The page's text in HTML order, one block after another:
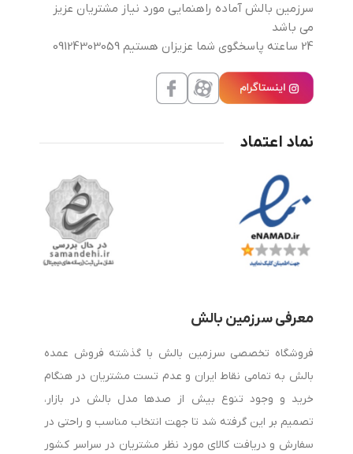
خرید بالش طبی؛ راهی برای خواب راحت و حفظ
سلامت گردن
خواب باکیفیت نقش مهمی در سلامت جسم و ذهن دارد و انتخاب
بالش مناسب یکی از عوامل اصلی دستیابی به خوابی آرام و بدون
شانه یا حتی سردرد مواجه می‌شوند که در بسیاری از موارد علت آن
استفاده از بالش نامناسب است. به همین دلیل، خرید بالش طبی
به یکی از مهم‌ترین دغدغه‌های افرادی تبدیل شده است که به
سلامت ستون فقرات و کیفیت خواب خود اهمیت می‌دهند.
هنگام خرید بالش طبی به چه نکاتی توجه کنیم؟
برای انتخاب بهترین بالش طبی باید چند عامل مهم را در نظر
سرزمین بالش آماده راهنمایی مورد نیاز مشتریان عزیز
می باشد
24 ساعته پاسخگوی شما عزیزان هستیم 09124303059
نماد اعتماد
معرفی سرزمین بالش
فروشگاه تخصصی سرزمین بالش با گذشته فروش عمده
بالش به تمامی نقاط ایران و عدم تست مشتریان در هنگام
خرید و وجود تنوع بیش از صدها مدل بالش در بازار،
تصمیم بر این گرفته شد تا جهت انتخاب مناسب و راحتی در
سفارش و دریافت کالای مورد نظر مشتریان در سراسر کشور